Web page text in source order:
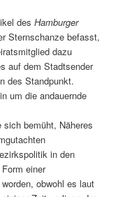
desHamburger
Sternschanze befasst,
dazu
auf dem Stadtsender
des Standpunkt.
um die andauernde
sich bemüht, Näheres
in den
einer
obwohl es laut